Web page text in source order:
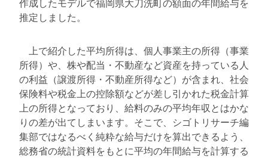
作成したモデルで福岡県大刀洗町の額面の年間給与を
推定しました。
上で紹介した平均所得は、個人事業主の所得（事業
所得）や、株や配当・不動産など資産を持っている人
の利益（譲渡所得・不動産所得など）が含まれ、社会
保険料や税金上の控除額などが差し引かれた税金計算
上の所得となっており、給料のみの平均年収とはかな
りの差が出てしまいます。そこで、シゴトリサーチ編
集部ではなるべく純粋な給与だけを算出できるよう、
総務省の統計資料をもとに平均の年間給与を計算する